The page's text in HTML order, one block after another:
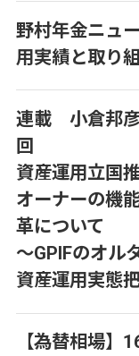
野村年金ニュ
用実績と取り
連載 小倉邦
回
資産運用立国
オーナーの機
革について
～GPIFのオル
資産運用実態
【為替相場】